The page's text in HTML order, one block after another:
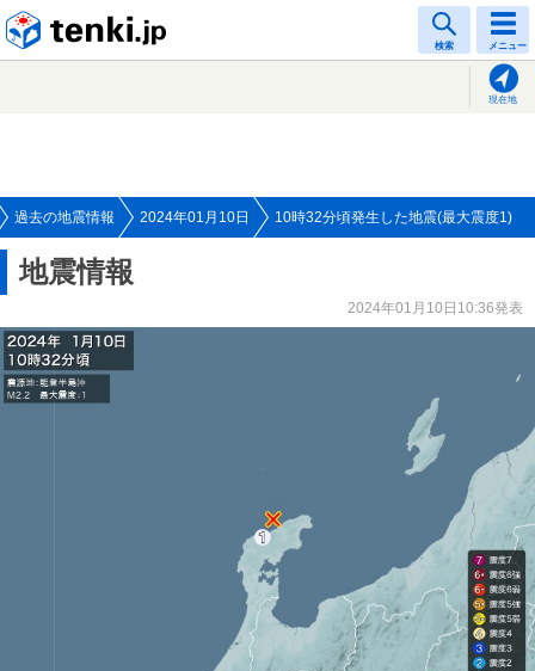
検索 メニュー
現在地
過去の地震情報 2024年01月10日 10時32分頃発生した地震(最大震度1)
地震情報
2024年01月10日10:36発表